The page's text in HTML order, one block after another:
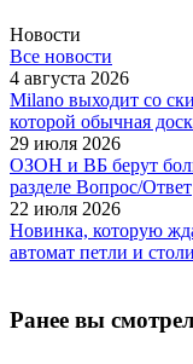
Новости
Все новости
4 августа 2026
Milano выходит со
которой обычная
29 июля 2026
ОЗОН и ВБ берут
разделе Вопрос/Ответ
22 июля 2026
Новинка, которую
автомат петли и
Ранее вы